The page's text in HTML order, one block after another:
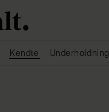
Kendte Underholdning